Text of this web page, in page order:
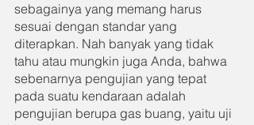
sebagainya yang memang harus
sesuai dengan standar yang
diterapkan. Nah banyak yang tidak
tahu atau mungkin juga Anda, bahwa
sebenarnya pengujian yang tepat
pada suatu kendaraan adalah
pengujian berupa gas buang, yaitu uji